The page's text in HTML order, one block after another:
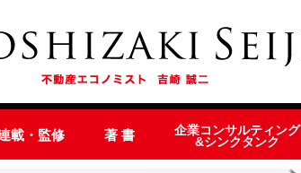
載・監修 著 書
企業コンサルティング
&シンクタンク